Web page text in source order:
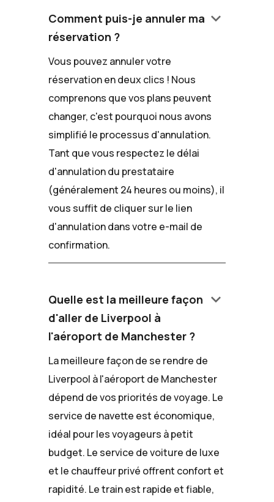
Comment puis-je annuler ma
réservation ?
keyboard_arrow_down
Vous pouvez annuler votre
réservation en deux clics ! Nous
comprenons que vos plans peuvent
changer, c'est pourquoi nous avons
simplifié le processus d'annulation.
Tant que vous respectez le délai
d'annulation du prestataire
(généralement 24 heures ou moins), il
vous suffit de cliquer sur le lien
d'annulation dans votre e-mail de
confirmation.
Quelle est la meilleure façon
d'aller de Liverpool à
l'aéroport de Manchester ?
keyboard_arrow_down
La meilleure façon de se rendre de
Liverpool à l'aéroport de Manchester
dépend de vos priorités de voyage. Le
service de navette est économique,
idéal pour les voyageurs à petit
budget. Le service de voiture de luxe
et le chauffeur privé offrent confort et
rapidité. Le train est rapide et fiable,